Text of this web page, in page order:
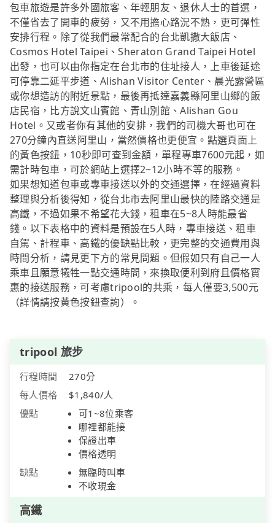
包車旅遊是許多外國旅客、年輕朋友、退休人士的首選，
不僅省去了開車的疲勞，又不用擔心路況不熟，更可彈性
安排行程。除了從我們最常配合的台北凱撒大飯店、
Cosmos Hotel Taipei、Sheraton Grand Taipei Hotel
出發，也可以由你指定在台北市的住址接人，上車後延途
可停靠二延平步道、Alishan Visitor Center、晨光露營區
或你想造訪的附近景點，最後再抵達嘉義縣阿里山鄉的飯
店民宿，比方說文山賓館、青山別館、Alishan Gou
Hotel。又或者你有其他的安排，我們的司機大哥也可在
270分鐘內直送阿里山，當然價格也更便宜。點選頁面上
的黃色按鈕，10秒即可查到金額，單程專車7600元起，如
需計時包車，可於網站上選擇2~12小時不等的服務。
如果想知道包車或專車接送以外的交通選擇，在經過資料
整理與分析後得知，從台北市去阿里山最快的陸路交通是
高鐵，不過如果不希望花大錢，租車在5~8人時能最省
錢。以下表格中的資料是預設在5人時，專車接送、租車
自駕、計程車、高鐵的優缺點比較，更完整的交通費用與
時間分析，請見更下方的常見問題。但假如只有自己一人
乘車且願意犧牲一點交通時間，來換取便利到府且價格實
惠的接送服務，可考慮tripool的共乘，每人僅要3,500元
（詳情請按黃色按鈕查詢）。
tripool 旅步
行程時間
270分
每人價格
$1,840/人
優點
可1~8位乘客
哪裡都能接
保證出車
價格透明
缺點
無臨時叫車
不收現金
高鐵